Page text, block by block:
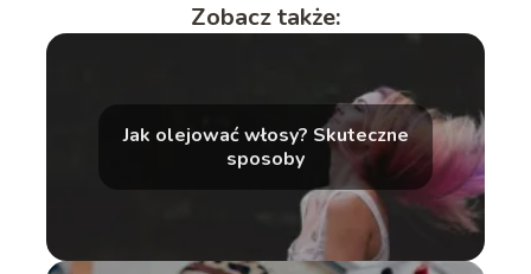
Zobacz także:
Jak olejować włosy? Skuteczne
sposoby